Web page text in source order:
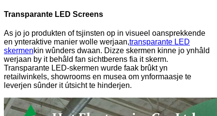
Transparante LED Screens
As jo ​​​​jo produkten of tsjinsten op in visueel oansprekkende
en ynteraktive manier wolle werjaan,transparante LED
skermenkin wûnders dwaan. Dizze skermen kinne jo ynhâld
werjaan by it behâld fan sichtberens fia it skerm.
Transparante LED-skermen wurde faak brûkt yn
retailwinkels, showrooms en musea om ynformaasje te
leverjen sûnder it útsicht te hinderjen.